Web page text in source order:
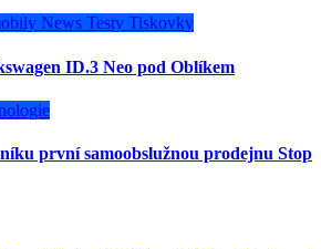
News Testy Tiskovky
ID.3 Neo pod Oblíkem
první samoobslužnou prodejnu Stop